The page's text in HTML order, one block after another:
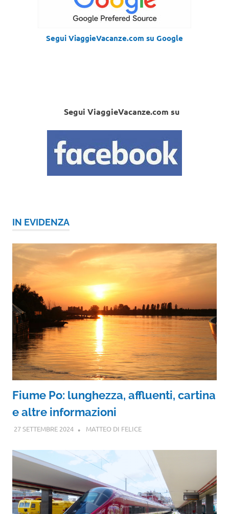
Segui ViaggieVacanze.com su Google
Segui ViaggieVacanze.com su
IN EVIDENZA
Fiume Po: lunghezza, affluenti, cartina
e altre informazioni
27 SETTEMBRE 2024 MATTEO DI FELICE